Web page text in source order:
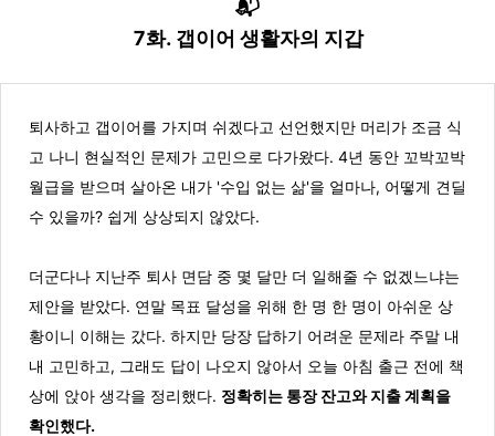
7화. 갭이어 생활자의 지갑
퇴사하고 갭이어를 가지며 쉬겠다고 선언했지만 머리가 조금 식
고 나니 현실적인 문제가 고민으로 다가왔다. 4년 동안 꼬박꼬박
월급을 받으며 살아온 내가 '수입 없는 삶'을 얼마나, 어떻게 견딜
수 있을까? 쉽게 상상되지 않았다.
더군다나 지난주 퇴사 면담 중 몇 달만 더 일해줄 수 없겠느냐는
제안을 받았다. 연말 목표 달성을 위해 한 명 한 명이 아쉬운 상
황이니 이해는 갔다. 하지만 당장 답하기 어려운 문제라 주말 내
내 고민하고, 그래도 답이 나오지 않아서 오늘 아침 출근 전에 책
상에 앉아 생각을 정리했다. 정확히는 통장 잔고와 지출 계획을
확인했다.